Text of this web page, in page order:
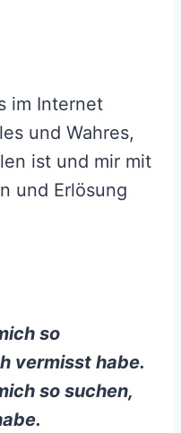
im Internet
und Wahres,
ist und mir mit
und Erlösung
so
vermisst habe.
so suchen,